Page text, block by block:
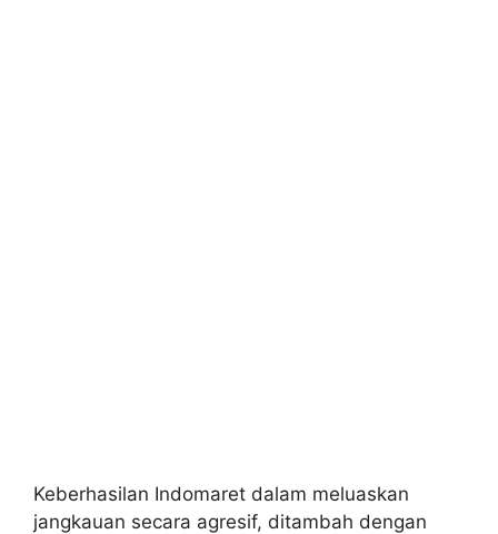
Keberhasilan Indomaret dalam meluaskan
jangkauan secara agresif, ditambah dengan